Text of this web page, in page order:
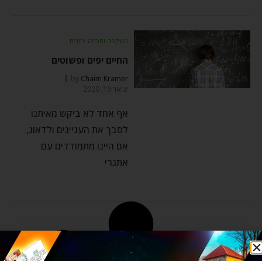
השקפה וחכמה יהודית
החיים יפים ופשוטים
by Chaim Kramer
ינואר 19, 2020
אף אחד לא ביקש מאיתנו
לסבך את העניינים ולדאוג,
אם היינו מתמודדים עם
אתגרי